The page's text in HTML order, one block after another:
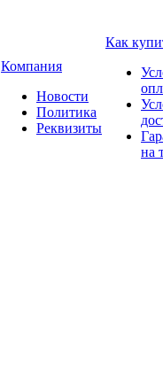
Компания
Новости
Политика
Реквизиты
Как
на